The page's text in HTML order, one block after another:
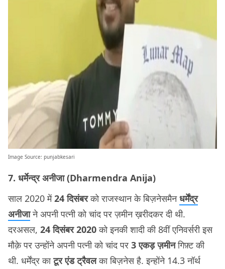
Image Source: punjabkesari
7. धर्मेन्द्र अनीजा (Dharmendra Anija)
साल 2020 में24 दिसंबरको राजस्थान के बिज़नेसमैनधर्मेंद्र
अनीजाने अपनी पत्नी को चांद पर ज़मीन ख़रीदकर दी थी.
दरअसल, 24 दिसंबर 2020को इनकी शादी की 8वीं एनिवर्सरी इस
मौक़े पर उन्होंने अपनी पत्नी को चांद पर 3 एकड़ ज़मीनगिफ़्ट की
थी. धर्मेंद्र काटूर एंड ट्रैवलका बिज़नेस है. इन्होंने 14.3 नॉर्थ